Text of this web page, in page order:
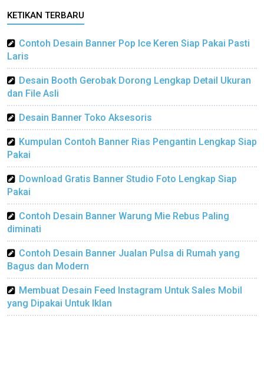
KETIKAN TERBARU
Contoh Desain Banner Pop Ice Keren Siap Pakai Pasti
Laris
Desain Booth Gerobak Dorong Lengkap Detail Ukuran
dan File Asli
Desain Banner Toko Aksesoris
Kumpulan Contoh Banner Rias Pengantin Lengkap Siap
Pakai
Download Gratis Banner Studio Foto Lengkap Siap
Pakai
Contoh Desain Banner Warung Mie Rebus Paling
diminati
Contoh Desain Banner Jualan Pulsa di Rumah yang
Bagus dan Modern
Membuat Desain Feed Instagram Untuk Sales Mobil
yang Dipakai Untuk Iklan